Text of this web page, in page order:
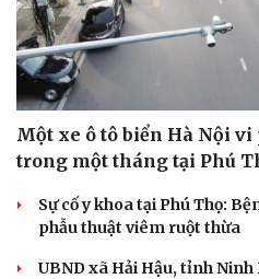
Một xe ô tô biển Hà Nội vi
trong một tháng tại Phú
Sự cố y khoa tại Phú Thọ:
phẫu thuật viêm ruột thừa
UBND xã Hải Hậu, tỉnh